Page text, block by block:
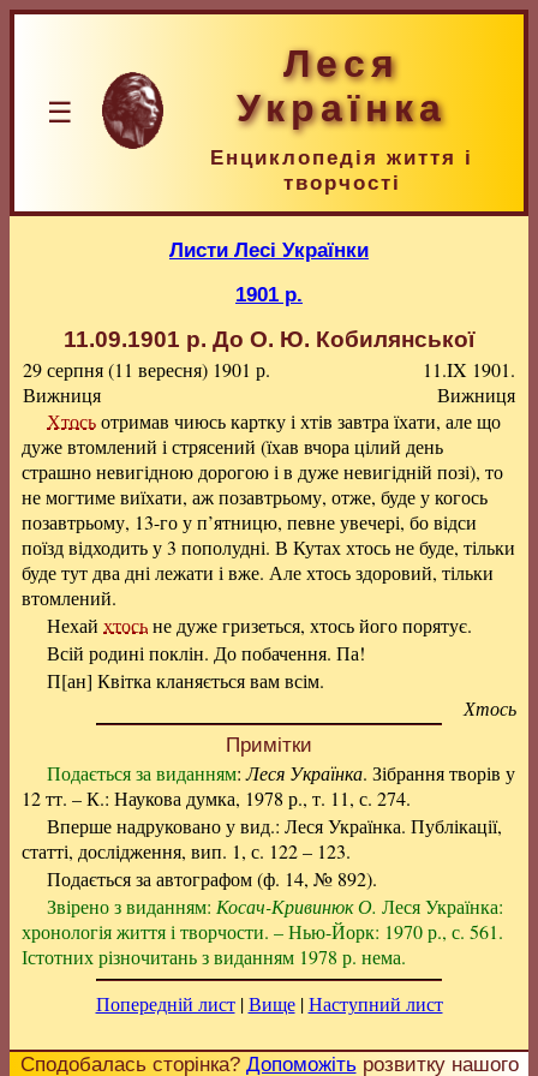
☰
Леся
Українка
Енциклопедія життя і
творчості
Листи Лесі Українки
1901 р.
11.09.1901 р. До О. Ю. Кобилянської
29 серпня (11 вересня) 1901 р.
Вижниця
11.IX 1901.
Вижниця
Хтосьотримав чиюсь картку і хтів завтра їхати, але що
дуже втомлений і стрясений (їхав вчора цілий день
страшно невигідною дорогою і в дуже невигідній позі), то
не могтиме виїхати, аж позавтрьому, отже, буде у когось
позавтрьому, 13-го у п’ятницю, певне увечері, бо відси
поїзд відходить у 3 пополудні. В Кутах хтось не буде, тільки
буде тут два дні лежати і вже. Але хтось здоровий, тільки
втомлений.
Нехай хтосьне дуже гризеться, хтось його порятує.
Всій родині поклін. До побачення. Па!
П[ан] Квітка кланяється вам всім.
Хтось
Примітки
Подається за виданням:Леся Українка. Зібрання творів у
12 тт. – К.: Наукова думка, 1978 р., т. 11, с. 274.
Вперше надруковано у вид.: Леся Українка. Публікації,
статті, дослідження, вип. 1, с. 122 – 123.
Подається за автографом (ф. 14, № 892).
Звірено з виданням: Косач-Кривинюк О. Леся Українка:
хронологія життя і творчости. – Нью-Йорк: 1970 р., с. 561.
Істотних різночитань з виданням 1978 р. нема.
Попередній лист|Вище|Наступний лист
Сподобалась сторінка? Допоможітьрозвитку нашого